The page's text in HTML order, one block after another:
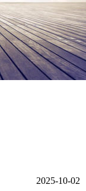
2025-10-02